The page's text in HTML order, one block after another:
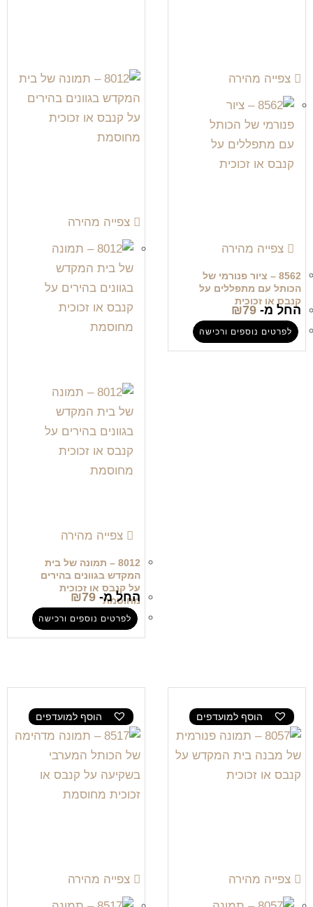
צפייה מהירה
צפייה מהירה
8562 – ציור פנורמי של
הכותל עם מתפללים על
קנבס או זכוכית
החל מ- ₪79
לפרטים נוספים ורכישה
צפייה מהירה
צפייה מהירה
8012 – תמונה של בית
המקדש בגוונים בהירים
על קנבס או זכוכית
מחוסמת
החל מ- ₪79
לפרטים נוספים ורכישה
הוסף למועדפים
צפייה מהירה
הוסף למועדפים
צפייה מהירה